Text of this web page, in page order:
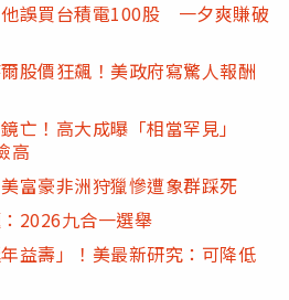
誤買台積電100股 一夕爽賺破
股價狂飆！美政府寫驚人報酬
亡！高大成曝「相當罕見」
高
富豪非洲狩獵慘遭象群踩死
2026九合一選舉
益壽」！美最新研究：可降低